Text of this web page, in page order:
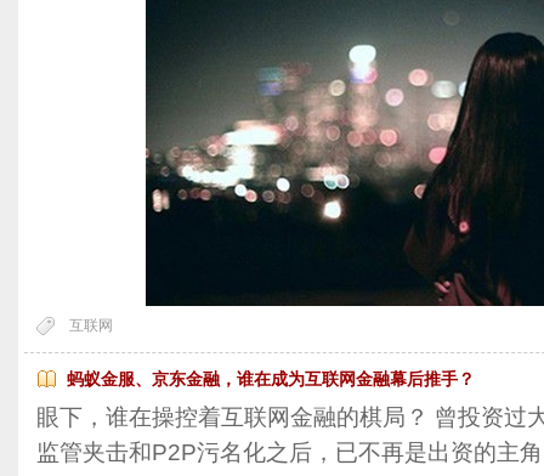
互联网
蚂蚁金服、京东金融，谁在成为互联网金融幕后推手？
眼下，谁在操控着互联网金融的棋局？ 曾投资过
监管夹击和P2P污名化之后，已不再是出资的主